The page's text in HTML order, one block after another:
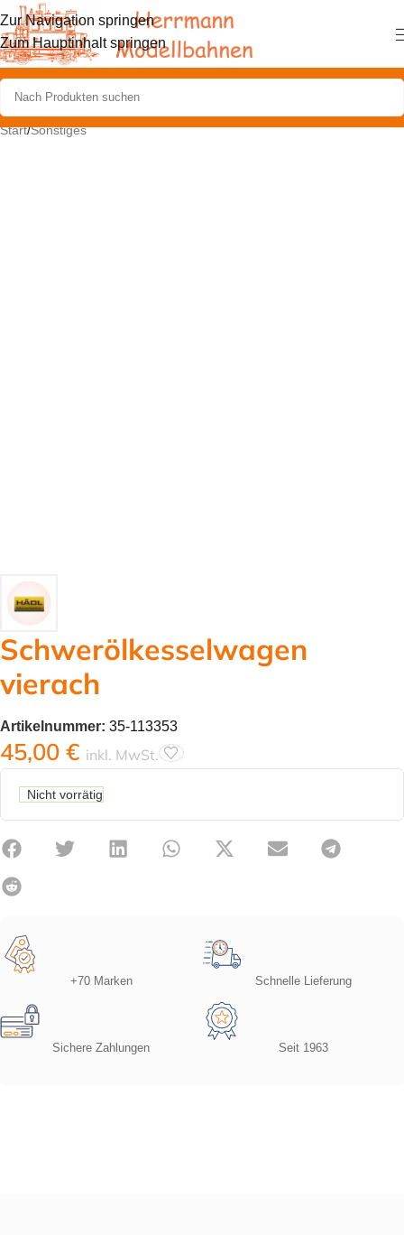
Zur Navigation springen
Zum Hauptinhalt springen
Start/Sonstiges
Schwerölkesselwagen
vierach
Artikelnummer: 35-113353
45,00 € inkl. MwSt.
Nicht vorrätig
+70 Marken Schnelle Lieferung
Sichere Zahlungen Seit 1963